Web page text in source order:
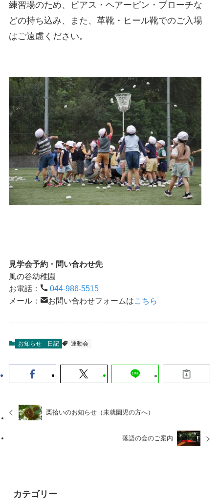
練習場のため、ピアス・ヘアーピン・ブローチな
どの持ち込み、また、革靴・ヒール靴でのご入場
はご遠慮ください。
見学会予約・問い合わせ先
風の谷幼稚園
お電話：
044-986-5515
メール：
お問い合わせフォームはこちら
お知らせ 日記 運動会
栗拾いのお知らせ（未就園児の方へ）
落語の会のご案内
カテゴリー